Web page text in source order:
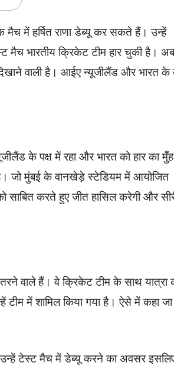
में हर्षित राणा डेब्यू कर सकते हैं। उन्हें
मैच भारतीय क्रिकेट टीम हार चुकी है। अब
वाली है। आईए न्यूजीलैंड और भारत के
के पक्ष में रहा और भारत को हार का मुँह
जो मुंबई के वानखेड़े स्टेडियम में आयोजित
साबित करते हुए जीत हासिल करेगी और
वाले हैं। वे क्रिकेट टीम के साथ यात्रा
टीम में शामिल किया गया है। ऐसे में कहा जा
टेस्ट मैच में डेब्यू करने का अवसर